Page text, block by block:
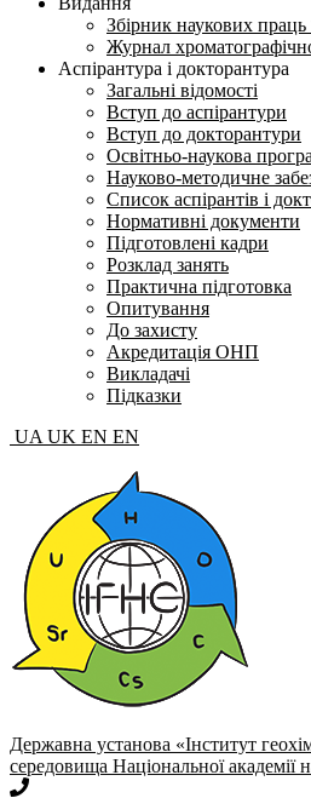
Збірник наукових праць
Журнал
Аспірантура і докторантура
Загальні відомості
Вступ до аспірантури
Вступ до докторантури
Освітньо-наукова
Науково-методичне
Список аспірантів і
Нормативні документи
Підготовлені кадри
Розклад занять
Практична підготовка
Опитування
До захисту
Акредитація ОНП
Викладачі
Підказки
UA UK EN EN
Державна установа «Інститут
середовища Національної академії